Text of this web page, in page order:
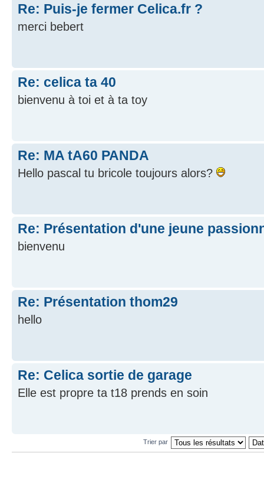
Re: Puis-je fermer Celica.fr ?
merci bebert
Re: celica ta 40
bienvenu à toi et à ta toy
Re: MA tA60 PANDA
Hello pascal tu bricole toujours alors?
Re: Présentation d'une jeune
bienvenu
Re: Présentation thom29
hello
Re: Celica sortie de garage
Elle est propre ta t18 prends en soin
Trier par